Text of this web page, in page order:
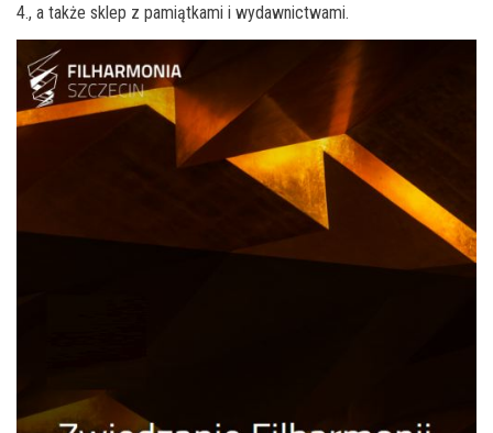
4., a także sklep z pamiątkami i wydawnictwami.